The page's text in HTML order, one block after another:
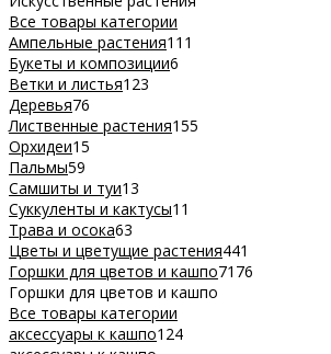
Все товары категории
Ампельные растения111
Букеты и композиции6
Ветки и листья123
Деревья76
Лиственные растения155
Орхидеи15
Пальмы59
Самшиты и туи13
Суккуленты и кактусы11
Трава и осока63
Цветы и цветущие растения441
Горшки для цветов и кашпо7176
Горшки для цветов и кашпо
Все товары категории
аксессуары к кашпо124